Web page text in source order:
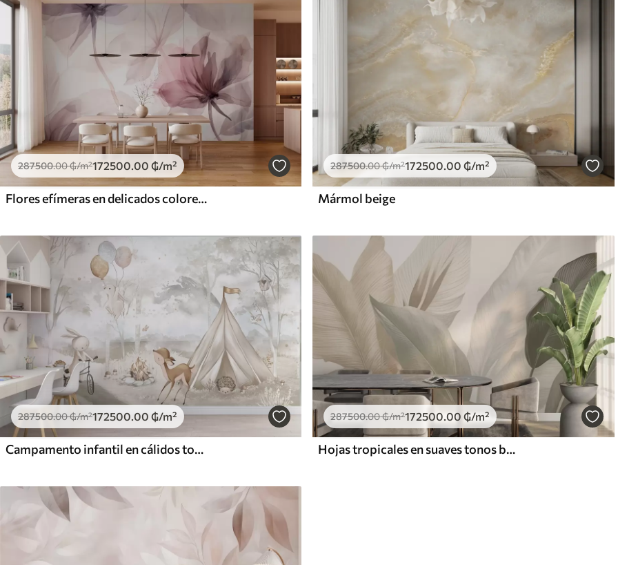
287500.00₲/m²172500.00 ₲/m²
Flores efímeras en delicados colores pastel
287500.00₲/m²172500.00 ₲/m²
Mármol beige
287500.00₲/m²172500 .00 ₲/m²
Campamento infantil en cálidos tonos beige, con tienda de campaña y animales del bosque
287500.00₲/m²172500 .00 ₲/m²
Hojas tropicales en suaves tonos beige y verde, con efecto acuarela y suaves transiciones de color